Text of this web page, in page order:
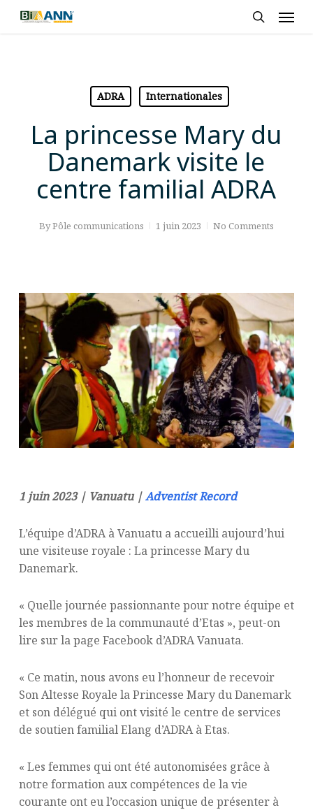
Skip
ADRA Internationales
La princesse Mary du
Danemark visite le
centre familial ADRA
ByPôle communications 1 juin 2023 No Comments
1 juin 2023 | Vanuatu |Adventist Record
L’équipe d’ADRA à Vanuatu a accueilli aujourd’hui
une visiteuse royale : La princesse Mary du
Danemark.
« Quelle journée passionnante pour notre équipe et
les membres de la communauté d’Etas », peut-on
lire sur la page Facebook d’ADRA Vanuata.
« Ce matin, nous avons eu l’honneur de recevoir
Son Altesse Royale la Princesse Mary du Danemark
et son délégué qui ont visité le centre de services
de soutien familial Elang d’ADRA à Etas.
« Les femmes qui ont été autonomisées grâce à
notre formation aux compétences de la vie
courante ont eu l’occasion unique de présenter à